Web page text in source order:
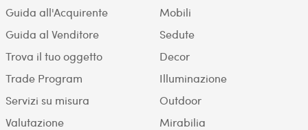
Guida all'Acquirente
Guida al Venditore
Trova il tuo oggetto
Trade Program
Servizi su misura
Valutazione
Mobili
Sedute
Decor
Illuminazione
Outdoor
Mirabilia